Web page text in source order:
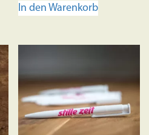
In den Warenkorb